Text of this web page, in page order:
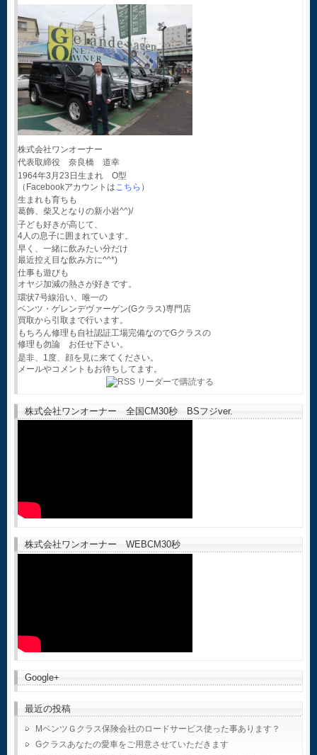
株式会社ワンオーナー
代表取締役 奈良橋 道幸
1964年3月23日生まれ O型
（Facebookアカウントはこちら ）
生まれも育ちも
葛飾、柴又となりの新小岩^^)/
子ども好きが高じて、
4人の息子に囲まれています。
早く、一緒に飲みたい分だけ
最近控え目な飲み方に^^*)
仕事も遊びも
オヤジ加減の熱さが好きです。
環状7号線沿い、唯一の
ベンツ・ゲレンデヴァーゲン(Gクラス)専門店
買取から引取まで行います。
もちろん修理も自社認証工場完備なのでGクラスの
修理も勿論 お任せ下さい。
是非、1度、顔を見に来てください。
メールやコメントもお待ちしてます。
株式会社ワンオーナー 全国CM30秒 BSフジver.
株式会社ワンオーナー WEBCM30秒
Google+
最近の投稿
MベンツＧクラス保険会社のロードサービス使った事あります？
Gクラスあなたの愛車をご用意させていただきます